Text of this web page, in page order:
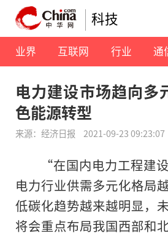
科技
业界 互联网 行业 通
电力建设市场趋向多
色能源转型
来源：经济日报 2021-09-23 09:23:07
“在国内电力工程建
电力行业供需多元化格局
低碳化趋势越来越明显，
将会重点布局我国西部和